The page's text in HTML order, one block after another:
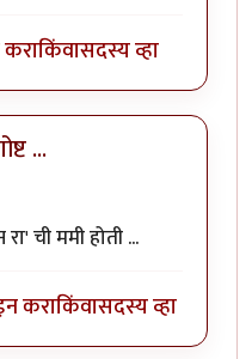
किंवासदस्य व्हा
...
पेशवेll
ची ममी होती ...
कराकिंवासदस्य व्हा